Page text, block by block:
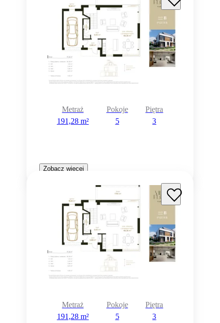
Metraż
191,28 m²
Pokoje
5
Piętra
3
Zobacz więcej
Metraż
191,28 m²
Pokoje
5
Piętra
3